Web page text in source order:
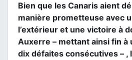
Bien que les Canaris aient
manière prometteuse avec
l’extérieur et une victoire à
Auxerre – mettant ainsi fin à
dix défaites consécutives – ,